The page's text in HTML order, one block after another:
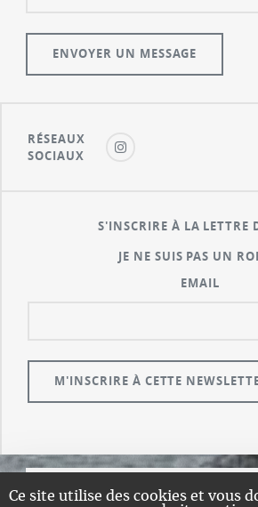
Ce site utilise des cookies et vous
RÉSEAUX
SOCIAUX
S'INSCRIRE À LA LETTRE
JE NE SUIS PAS UN
EMAIL
© GUALENI.COM